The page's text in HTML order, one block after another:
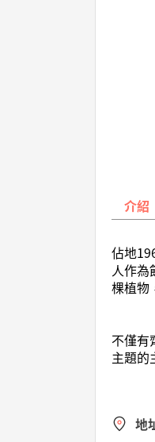
介紹
佔地
人作為
棵植物
不僅有
主題的
地